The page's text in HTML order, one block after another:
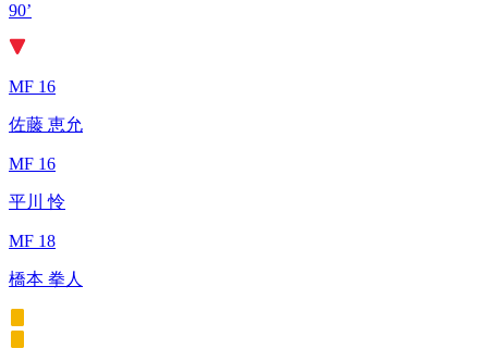
90’
MF 16
佐藤 恵允
MF 16
平川 怜
MF 18
橋本 拳人